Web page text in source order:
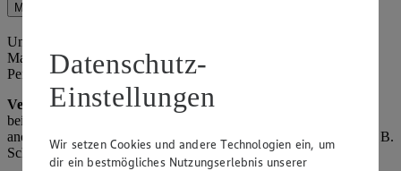
Marktorganisation
Unter Marktorganisation fallen die interne Organisation des
Marktbetriebs, einschließlich Lagerverwaltung,
Personaleinsatzplanung und Kundenservice-Optimierung.
Verarbeitete Daten:Name und Kontaktdaten von Kunden (z. B.
bei Reservierungen oder Beschwerden), Einkaufsverhalten (z. B.
anonymisierte Statistiken zu Verkaufszahlen), Mitarbeiterdaten (z. B.
Schichtpläne).
Datenschutz-
Einstellungen
Wir setzen Cookies und andere Technologien ein, um
dir ein bestmögliches Nutzungserlebnis unserer